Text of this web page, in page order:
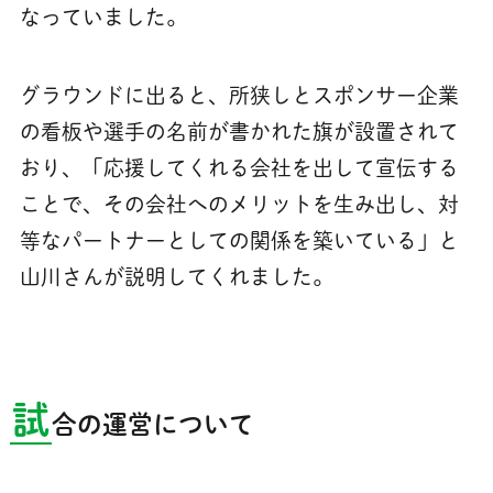
なっていました。
グラウンドに出ると、所狭しとスポンサー企業
の看板や選手の名前が書かれた旗が設置されて
おり、「応援してくれる会社を出して宣伝する
ことで、その会社へのメリットを生み出し、対
等なパートナーとしての関係を築いている」と
山川さんが説明してくれました。
試合の運営について